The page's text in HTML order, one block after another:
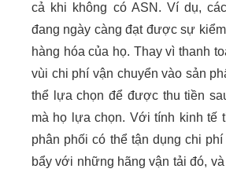
cả khi không có ASN. Ví dụ,
đang ngày càng đạt được sự
hàng hóa của họ. Thay vì thanh
vùi chi phí vận chuyển vào sản
thể lựa chọn để được thu tiền
mà họ lựa chọn. Với tính kinh tế
phân phối có thể tận dụng chi
bẩy với những hãng vận tải đó,